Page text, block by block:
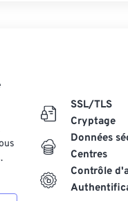
SSL/TLS
Cryptage
Données
Centres
Contrôle